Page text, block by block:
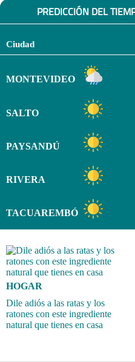
PREDICCIÓN DEL
Ciudad
MONTEVIDEO
SALTO
PAYSANDÚ
RIVERA
TACUAREMBÓ
HOGAR
Dile adiós a las ratas y los
ratones con este ingrediente
natural que tienes en casa